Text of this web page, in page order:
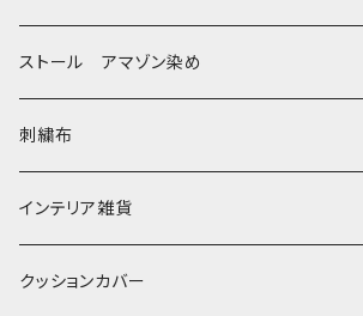
〜155cm
〜180cm
中型布 30-90cm
80-90-
-70-
小型布 コースター・カフェマット・ポットマット
小型マット（正方形）
小型マット（長方形）
細長布 ロング テーブルランナー
バッグ
草木染めと泥染め
帆布の泥染め
ポシェット・ポーチ・巾着
ポシェット・ショルダー
ポーチ・丸ポーチ・クラッチバッグ
パッチワーク
その他
ストール アマゾン染め
刺繍布
大判刺繍腰巻
大判泥染め刺繍
インテリア雑貨
額装・木枠・パネル
クッションカバー